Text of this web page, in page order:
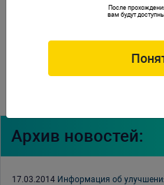
Пески от компании Red
уже в начале декабря 2013г.
Архив новостей:
17.03.2014 Информация об
После
вам будут